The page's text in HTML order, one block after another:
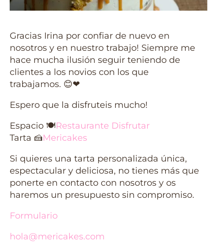
Gracias Irina por confiar de nuevo en
nosotros y en nuestro trabajo! Siempre me
hace mucha ilusión seguir teniendo de
clientes a los novios con los que
trabajamos. 😊❤
Espero que la disfruteis mucho!
Espacio 🍽Restaurante Disfrutar
Tarta 🍰Mericakes
Si quieres una tarta personalizada única,
espectacular y deliciosa, no tienes más que
ponerte en contacto con nosotros y os
haremos un presupuesto sin compromiso.
Formulario
hola@mericakes.com